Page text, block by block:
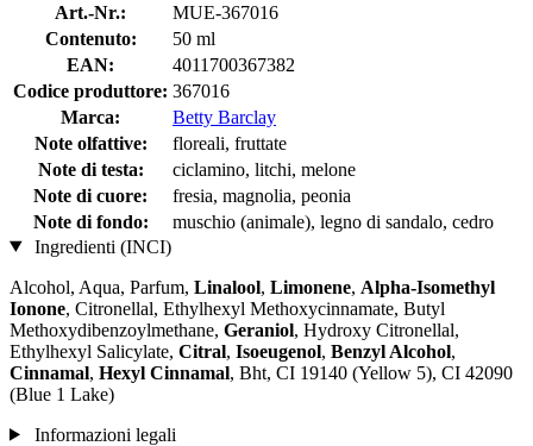
Art.-Nr.:
MUE-367016
Contenuto:
50 ml
EAN:
4011700367382
Codice produttore: 367016
Marca:
Betty Barclay
Note olfattive:
floreali, fruttate
Note di testa:
ciclamino, litchi, melone
Note di cuore:
fresia, magnolia, peonia
Note di fondo:
muschio (animale), legno di sandalo, cedro
Ingredienti (INCI)
Alcohol, Aqua, Parfum, Linalool, Limonene, Alpha-Isomethyl
Ionone, Citronellal, Ethylhexyl Methoxycinnamate, Butyl
Methoxydibenzoylmethane, Geraniol, Hydroxy Citronellal,
Ethylhexyl Salicylate, Citral, Isoeugenol, Benzyl Alcohol,
Cinnamal, Hexyl Cinnamal, Bht, CI 19140 (Yellow 5), CI 42090
(Blue 1 Lake)
Informazioni legali